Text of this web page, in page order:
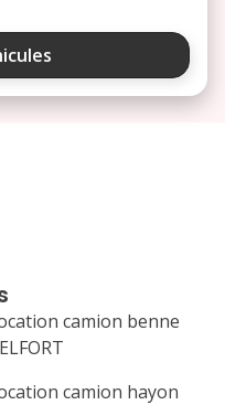
août 2026
septembre 2026
camion benne
camion hayon